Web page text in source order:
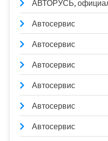
АВТОРУСЬ,
Автосервис
Автосервис
Автосервис
Автосервис
Автосервис
Автосервис